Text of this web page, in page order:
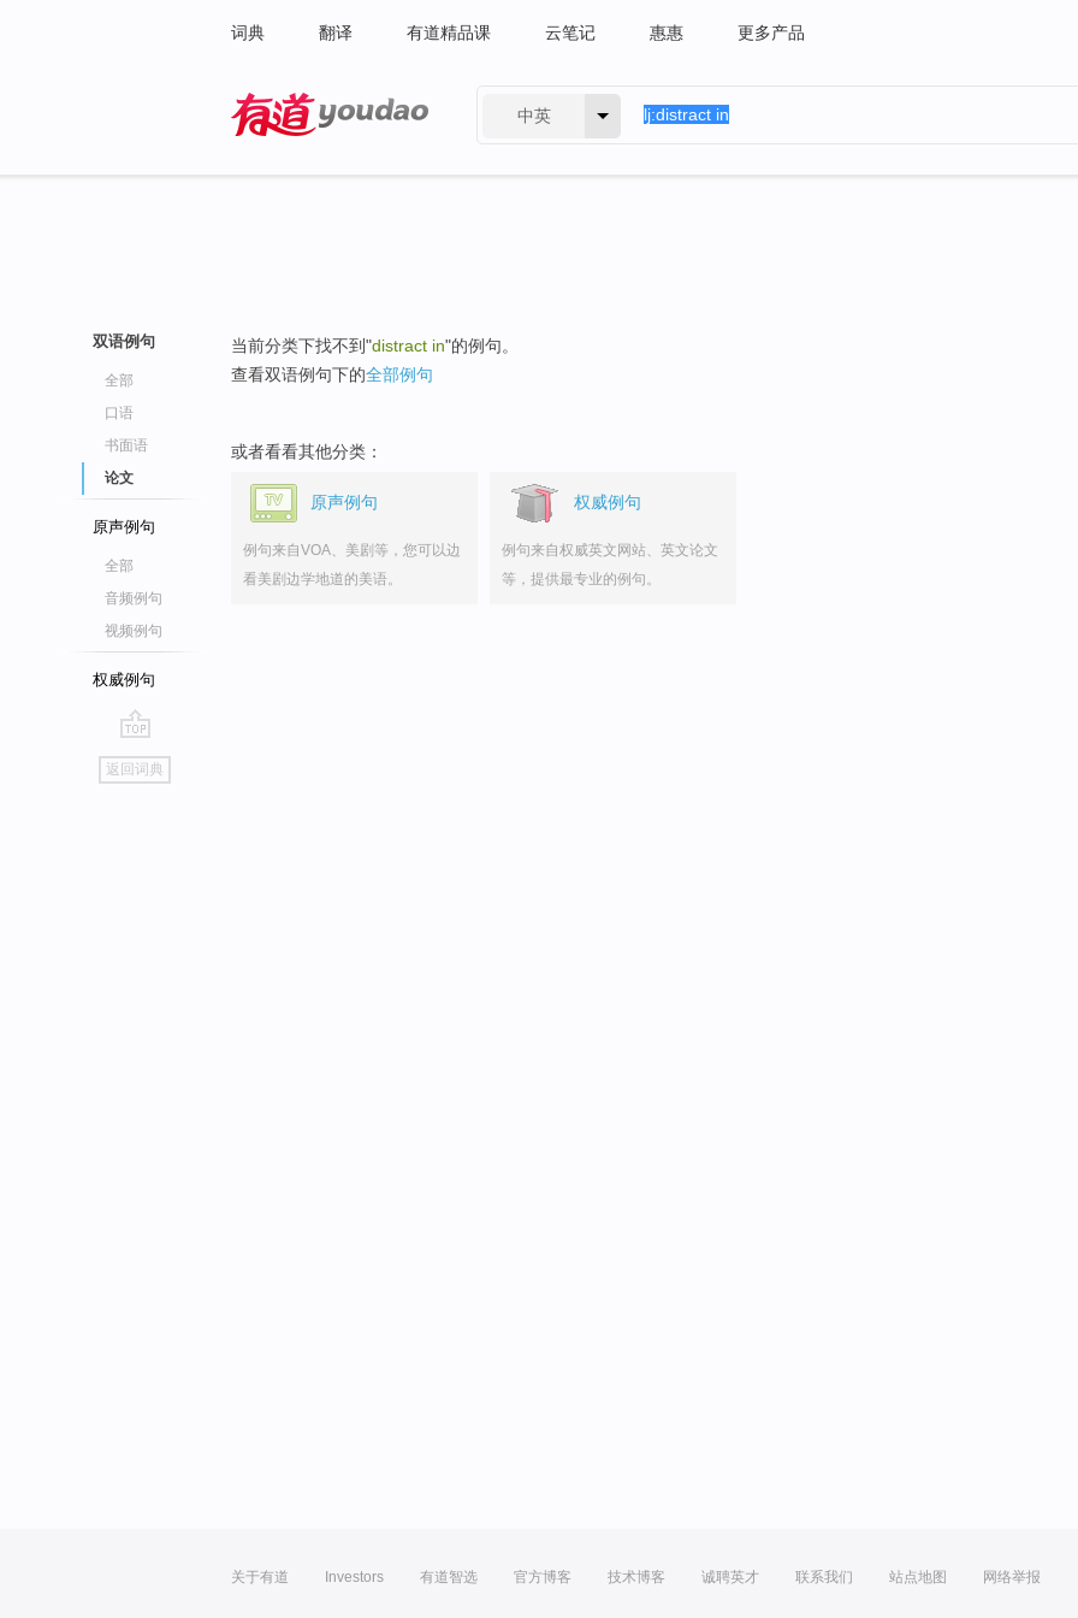
词典 翻译 有道精品课 云笔记 惠惠 更多产品
中英
双语例句
全部
口语
书面语
论文
原声例句
全部
音频例句
视频例句
权威例句
go
top
返回词典
当前分类下找不到"distract in"的例句。
查看双语例句下的全部例句
或者看看其他分类：
原声例句
例句来自VOA、美剧等，您可以边
看美剧边学地道的美语。
权威例句
例句来自权威英文网站、英文论文
等，提供最专业的例句。
关于有道 Investors 有道智选 官方博客 技术博客 诚聘英才 联系我们 站点地图 网络举报